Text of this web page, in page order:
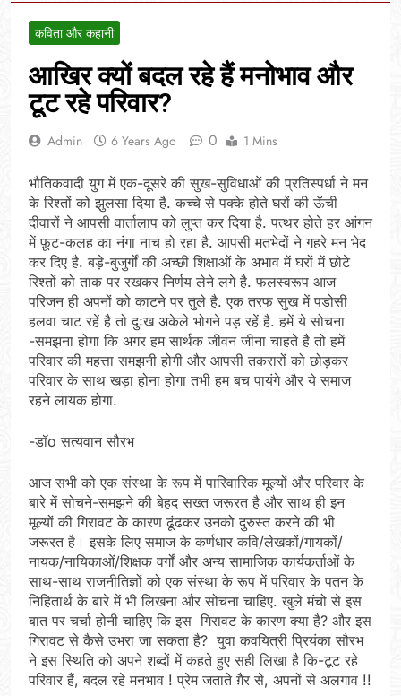
कविता और कहानी
आखिर क्यों बदल रहे हैं मनोभाव और
टूट रहे परिवार?
Admin 6 Years Ago 0 1 Mins
भौतिकवादी युग में एक-दूसरे की सुख-सुविधाओं की प्रतिस्पर्धा ने मन
के रिश्तों को झुलसा दिया है. कच्चे से पक्के होते घरों की ऊँची
दीवारों ने आपसी वार्तालाप को लुप्त कर दिया है. पत्थर होते हर आंगन
में फ़ूट-कलह का नंगा नाच हो रहा है. आपसी मतभेदों ने गहरे मन भेद
कर दिए है. बड़े-बुजुर्गों की अच्छी शिक्षाओं के अभाव में घरों में छोटे
रिश्तों को ताक पर रखकर निर्णय लेने लगे है. फलस्वरूप आज
परिजन ही अपनों को काटने पर तुले है. एक तरफ सुख में पडोसी
हलवा चाट रहें है तो दुःख अकेले भोगने पड़ रहें है. हमें ये सोचना
-समझना होगा कि अगर हम सार्थक जीवन जीना चाहते है तो हमें
परिवार की महत्ता समझनी होगी और आपसी तकरारों को छोड़कर
परिवार के साथ खड़ा होना होगा तभी हम बच पायंगे और ये समाज
रहने लायक होगा.
-डॉo सत्यवान सौरभ
आज सभी को एक संस्था के रूप में पारिवारिक मूल्यों और परिवार के
बारे में सोचने-समझने की बेहद सख्त जरूरत है और साथ ही इन
मूल्यों की गिरावट के कारण ढूंढकर उनको दुरुस्त करने की भी
जरूरत है। इसके लिए समाज के कर्णधार कवि/लेखकों/गायकों/
नायक/नायिकाओं/शिक्षक वर्गों और अन्य सामाजिक कार्यकर्ताओं के
साथ-साथ राजनीतिज्ञों को एक संस्था के रूप में परिवार के पतन के
निहितार्थ के बारे में भी लिखना और सोचना चाहिए. खुले मंचो से इस
बात पर चर्चा होनी चाहिए कि इस गिरावट के कारण क्या है? और इस
गिरावट से कैसे उभरा जा सकता है? युवा कवयित्री प्रियंका सौरभ
ने इस स्थिति को अपने शब्दों में कहते हुए सही लिखा है कि-टूट रहे
परिवार हैं, बदल रहे मनभाव ! प्रेम जताते ग़ैर से, अपनों से अलगाव !!